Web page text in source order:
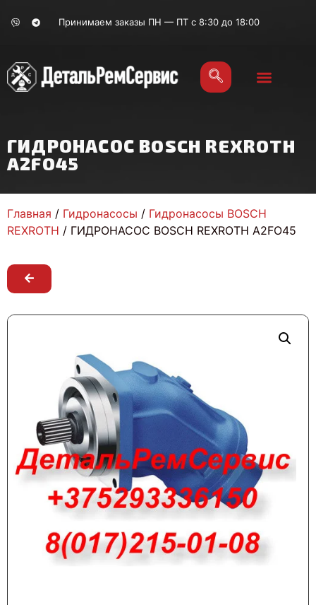
Принимаем заказы ПН — ПТ с 8:30 до 18:00
ГИДРОНАСОС BOSCH REXROTH
A2FO45
Главная / Гидронасосы / Гидронасосы BOSCH
REXROTH / ГИДРОНАСОС BOSCH REXROTH A2FO45